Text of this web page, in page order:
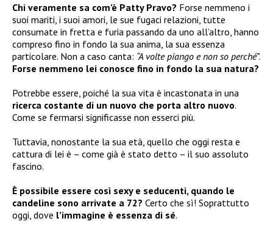
Chi veramente sa com’è Patty Pravo? Forse nemmeno i
suoi mariti, i suoi amori, le sue fugaci relazioni, tutte
consumate in fretta e furia passando da uno all’altro, hanno
compreso fino in fondo la sua anima, la sua essenza
particolare. Non a caso canta: “A volte piango e non so perché”.
Forse nemmeno lei conosce fino in fondo la sua natura?
Potrebbe essere, poiché la sua vita è incastonata in una
ricerca costante di un nuovo che porta altro nuovo.
Come se fermarsi significasse non esserci più.
Tuttavia, nonostante la sua età, quello che oggi resta e
cattura di lei è – come già è stato detto – il suo assoluto
fascino.
È possibile essere così sexy e seducenti, quando le
candeline sono arrivate a 72? Certo che sì! Soprattutto
oggi, dove l’immagine è essenza di sé.